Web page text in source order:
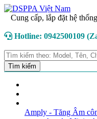
Cung cấp, lắp đặt hệ
Hotline: 0942500109
Amply - Tăng Âm